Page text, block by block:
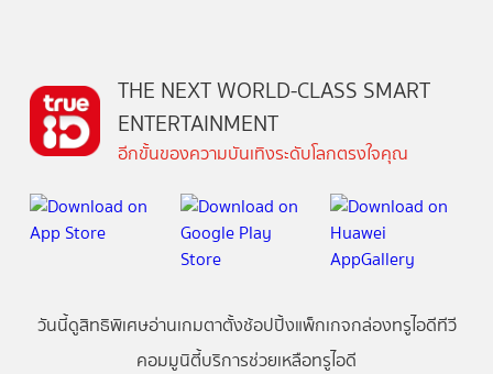
THE NEXT WORLD-CLASS SMART
ENTERTAINMENT
อีกขั้นของความบันเทิงระดับโลกตรงใจคุณ
วันนี้ดูสิทธิพิเศษอ่านเกมตาตั้งช้อปปิ้งแพ็กเกจกล่องทรูไอดีทีวี
คอมมูนิตี้บริการช่วยเหลือทรูไอดี